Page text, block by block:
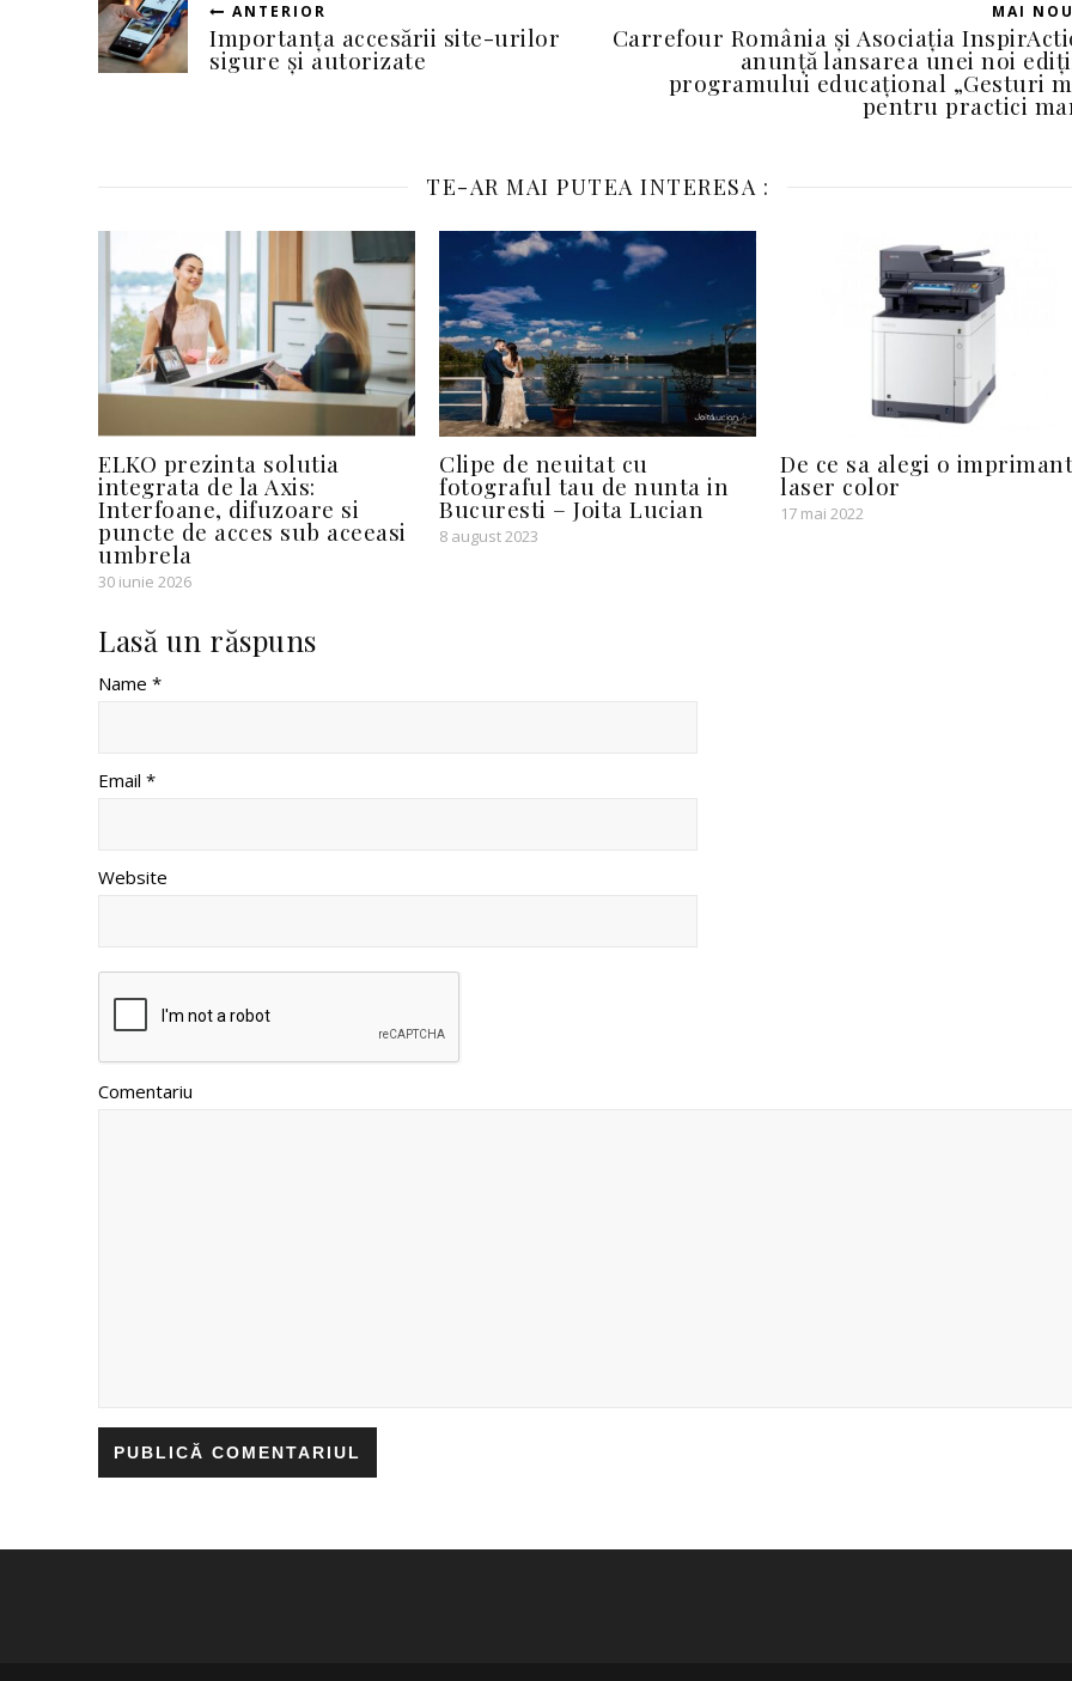
ANTERIOR
Importanța accesării site-urilor
sigure și autorizate
MAI NOU
Carrefour România și Asociația
anunță lansarea unei noi
programului educațional „Gesturi
pentru practici
TE-AR MAI PUTEA INTERESA :
ELKO prezinta solutia
integrata de la Axis:
Interfoane, difuzoare si
puncte de acces sub aceeasi
umbrela
30 iunie 2026
Clipe de neuitat cu
fotograful tau de nunta in
Bucuresti – Joita Lucian
8 august 2023
De ce sa alegi o
laser color
17 mai 2022
Lasă un răspuns
Name *
Email *
Website
Comentariu